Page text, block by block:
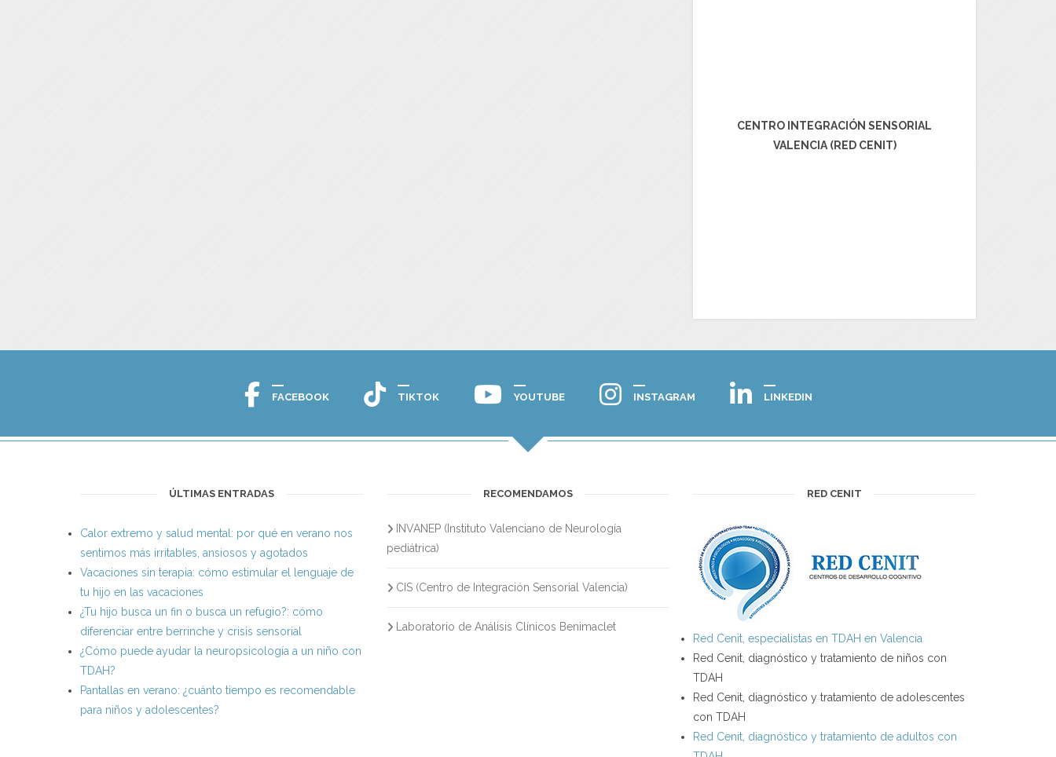
CENTRO INTEGRACIÓN SENSORIAL
VALENCIA (RED CENIT)
FACEBOOK TIKTOK YOUTUBE INSTAGRAM LINKEDIN
ÚLTIMAS ENTRADAS
Calor extremo y salud mental: por qué en verano nos
sentimos más irritables, ansiosos y agotados
Vacaciones sin terapia: cómo estimular el lenguaje de
tu hijo en las vacaciones
¿Tu hijo busca un fin o busca un refugio?: cómo
diferenciar entre berrinche y crisis sensorial
¿Cómo puede ayudar la neuropsicología a un niño con
TDAH?
Pantallas en verano: ¿cuánto tiempo es recomendable
para niños y adolescentes?
RECOMENDAMOS
INVANEP (Instituto Valenciano de Neurología
pediátrica)
CIS (Centro de Integración Sensorial Valencia)
Laboratorio de Análisis Clínicos Benimaclet
RED CENIT
Red Cenit, especialistas en TDAH en Valencia
Red Cenit, diagnóstico y tratamiento de niños con
TDAH
Red Cenit, diagnóstico y tratamiento de adolescentes
con TDAH
Red Cenit, diagnóstico y tratamiento de adultos con